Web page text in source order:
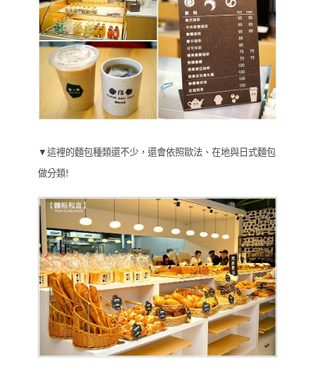
▼這裡的麵包種類還不少，還會依照歐法、在地與日式麵包
做分類!